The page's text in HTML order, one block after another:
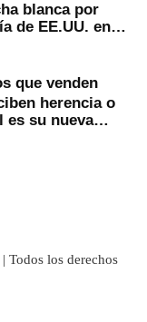
blanca por
de EE.UU. en
que venden
herencia o
es su nueva
Todos los derechos